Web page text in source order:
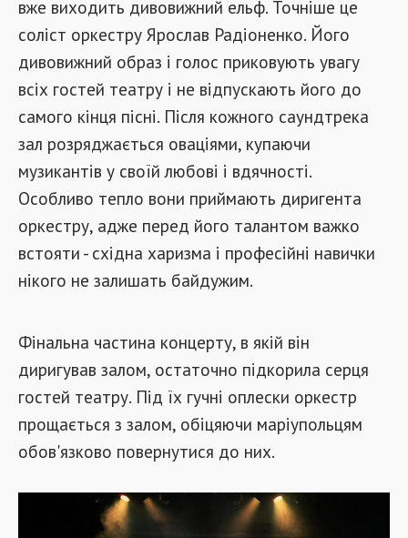
вже виходить дивовижний ельф. Точніше це
соліст оркестру Ярослав Радіоненко. Його
дивовижний образ і голос приковують увагу
всіх гостей театру і не відпускають його до
самого кінця пісні. Після кожного саундтрека
зал розряджається оваціями, купаючи
музикантів у своїй любові і вдячності.
Особливо тепло вони приймають диригента
оркестру, адже перед його талантом важко
встояти - східна харизма і професійні навички
нікого не залишать байдужим.
Фінальна частина концерту, в якій він
диригував залом, остаточно підкорила серця
гостей театру. Під їх гучні оплески оркестр
прощається з залом, обіцяючи маріупольцям
обов'язково повернутися до них.